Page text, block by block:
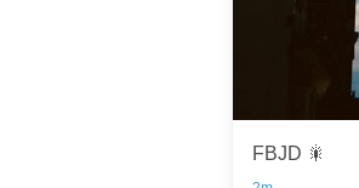
FBJD 🎇